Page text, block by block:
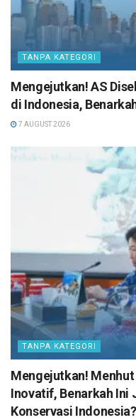
TANPA KATEGORI
Mengejutkan! AS
di Indonesia,
7 AUGUST 2026
TANPA KATEGORI
Mengejutkan!
Inovatif, Benarkah Ini
Konservasi Indonesia?